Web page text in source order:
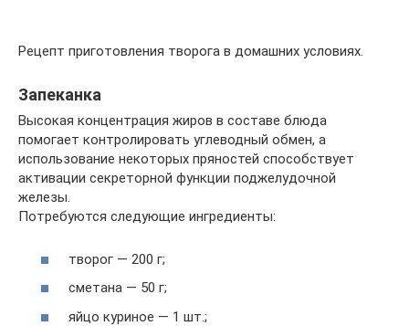
Рецепт приготовления творога в домашних условиях.
Запеканка
Высокая концентрация жиров в составе блюда
помогает контролировать углеводный обмен, а
использование некоторых пряностей способствует
активации секреторной функции поджелудочной
железы.
Потребуются следующие ингредиенты:
творог — 200 г;
сметана — 50 г;
яйцо куриное — 1 шт.;